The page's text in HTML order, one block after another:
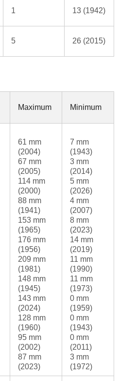
1 13 (1942)
5 26 (2015)
Maximum Minimum
61 mm
(2004)
67 mm
(2005)
114 mm
(2000)
88 mm
(1941)
153 mm
(1965)
176 mm
(1956)
209 mm
(1981)
148 mm
(1945)
143 mm
(2024)
128 mm
(1960)
95 mm
(2002)
87 mm
(2023)
7 mm
(1943)
3 mm
(2014)
5 mm
(2026)
4 mm
(2007)
8 mm
(2023)
14 mm
(2019)
11 mm
(1990)
11 mm
(1973)
0 mm
(1959)
0 mm
(1943)
0 mm
(2011)
3 mm
(1972)